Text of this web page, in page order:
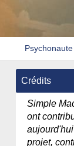
Psychonaute
Crédits
Simple
ont
projet,